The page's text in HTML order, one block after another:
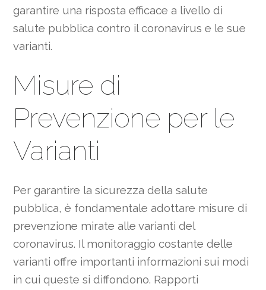
garantire una risposta efficace a livello di
salute pubblica contro il coronavirus e le sue
varianti.
Misure di
Prevenzione per le
Varianti
Per garantire la sicurezza della salute
pubblica, è fondamentale adottare misure di
prevenzione mirate alle varianti del
coronavirus. Il monitoraggio costante delle
varianti offre importanti informazioni sui modi
in cui queste si diffondono. Rapporti